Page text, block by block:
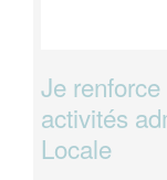
Je
activités
Locale